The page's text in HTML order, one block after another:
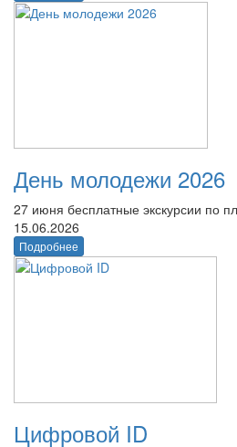
День молодежи 2026
27 июня бесплатные экскурсии по
15.06.2026
Подробнее
Цифровой ID